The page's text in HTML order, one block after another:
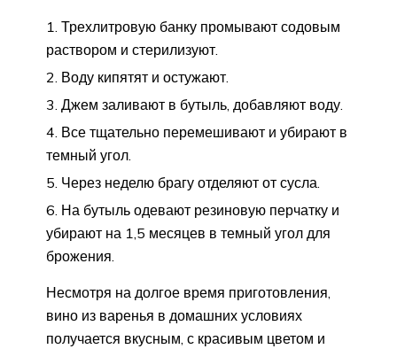
Трехлитровую банку промывают содовым
раствором и стерилизуют.
Воду кипятят и остужают.
Джем заливают в бутыль, добавляют воду.
Все тщательно перемешивают и убирают в
темный угол.
Через неделю брагу отделяют от сусла.
На бутыль одевают резиновую перчатку и
убирают на 1,5 месяцев в темный угол для
брожения.
Несмотря на долгое время приготовления,
вино из варенья в домашних условиях
получается вкусным, с красивым цветом и